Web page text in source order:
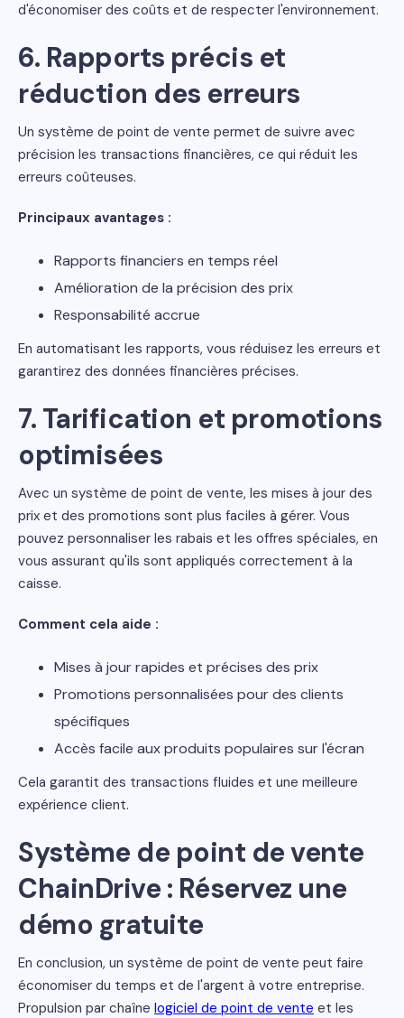
d'économiser des coûts et de respecter l'environnement.
6. Rapports précis et
réduction des erreurs
Un système de point de vente permet de suivre avec
précision les transactions financières, ce qui réduit les
erreurs coûteuses.
Principaux avantages :
Rapports financiers en temps réel
Amélioration de la précision des prix
Responsabilité accrue
En automatisant les rapports, vous réduisez les erreurs et
garantirez des données financières précises.
7. Tarification et promotions
optimisées
Avec un système de point de vente, les mises à jour des
prix et des promotions sont plus faciles à gérer. Vous
pouvez personnaliser les rabais et les offres spéciales, en
vous assurant qu'ils sont appliqués correctement à la
caisse.
Comment cela aide :
Mises à jour rapides et précises des prix
Promotions personnalisées pour des clients
spécifiques
Accès facile aux produits populaires sur l'écran
Cela garantit des transactions fluides et une meilleure
expérience client.
Système de point de vente
ChainDrive : Réservez une
démo gratuite
En conclusion, un système de point de vente peut faire
économiser du temps et de l'argent à votre entreprise.
Propulsion par chaîne logiciel de point de vente et les